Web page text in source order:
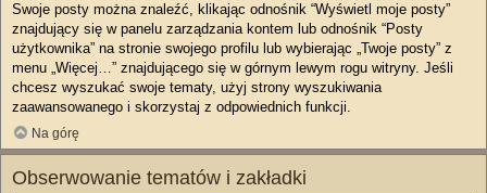
Swoje posty można znaleźć, klikając odnośnik “Wyświetl moje posty”
znajdujący się w panelu zarządzania kontem lub odnośnik “Posty
użytkownika” na stronie swojego profilu lub wybierając „Twoje posty” z
menu „Więcej…” znajdującego się w górnym lewym rogu witryny. Jeśli
chcesz wyszukać swoje tematy, użyj strony wyszukiwania
zaawansowanego i skorzystaj z odpowiednich funkcji.
Na górę
Obserwowanie tematów i zakładki